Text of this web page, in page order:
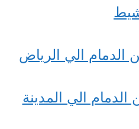
الي الرياض
الي المدينة